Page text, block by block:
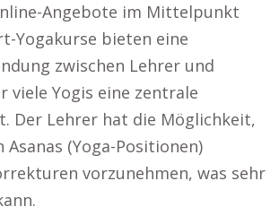
Angebote im Mittelpunkt
Yogakurse bieten eine
zwischen Lehrer und
viele Yogis eine zentrale
Der Lehrer hat die Möglichkeit,
(Yoga-Positionen)
vorzunehmen, was sehr